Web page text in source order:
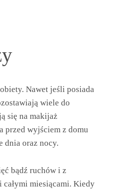
Nawet jeśli posiada
wiele do
się na makijaż
przed wyjściem z domu
dnia oraz nocy.
bądź ruchów i z
całymi miesiącami. Kiedy